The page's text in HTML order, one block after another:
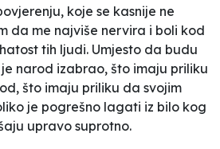
koje se kasnije ne
da me najviše nervira i boli kod
tih ljudi. Umjesto da budu
je narod izabrao, što imaju priliku
što imaju priliku da svojim
je pogrešno lagati iz bilo kog
upravo suprotno.